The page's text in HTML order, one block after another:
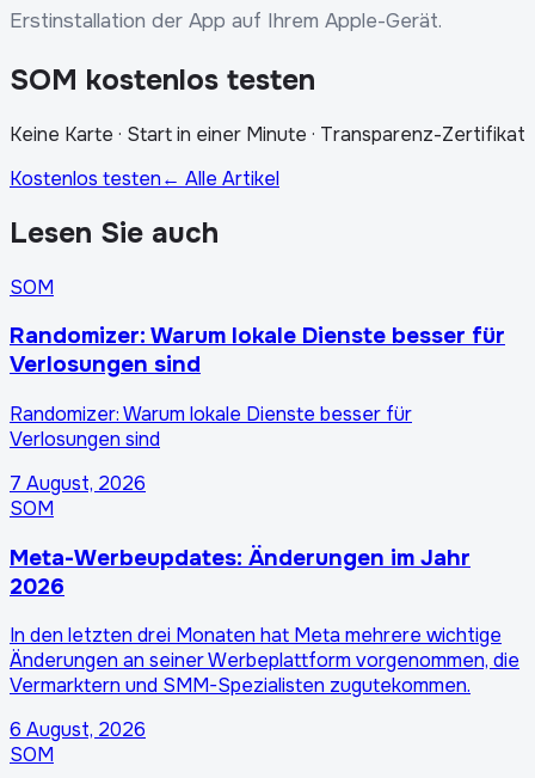
Erstinstallation der App auf Ihrem Apple-Gerät.
SOM kostenlos testen
Keine Karte · Start in einer Minute · Transparenz-Zertifikat
Kostenlos testen← Alle Artikel
Lesen Sie auch
SOM
Randomizer: Warum lokale Dienste besser für
Verlosungen sind
Randomizer: Warum lokale Dienste besser für
Verlosungen sind
7 August, 2026
SOM
Meta-Werbeupdates: Änderungen im Jahr
2026
In den letzten drei Monaten hat Meta mehrere wichtige
Änderungen an seiner Werbeplattform vorgenommen, die
Vermarktern und SMM-Spezialisten zugutekommen.
6 August, 2026
SOM